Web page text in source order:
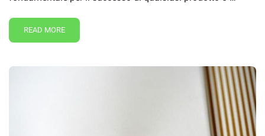
READ MORE